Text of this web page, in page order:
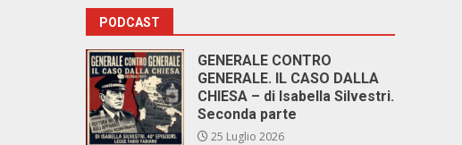
PODCAST
GENERALE CONTRO
GENERALE. IL CASO DALLA
CHIESA – di Isabella Silvestri.
Seconda parte
25 Luglio 2026